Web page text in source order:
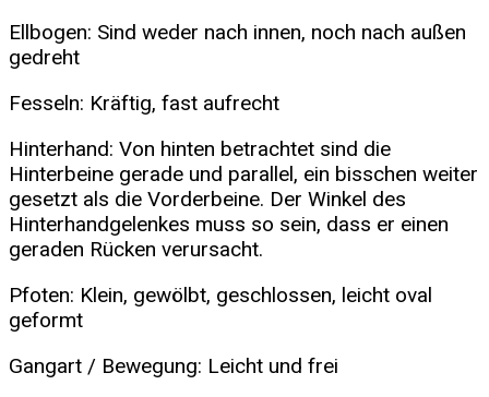
Ellbogen: Sind weder nach innen, noch nach außen
gedreht
Fesseln: Kräftig, fast aufrecht
Hinterhand: Von hinten betrachtet sind die
Hinterbeine gerade und parallel, ein bisschen weiter
gesetzt als die Vorderbeine. Der Winkel des
Hinterhandgelenkes muss so sein, dass er einen
geraden Rücken verursacht.
Pfoten: Klein, gewölbt, geschlossen, leicht oval
geformt
Gangart / Bewegung: Leicht und frei